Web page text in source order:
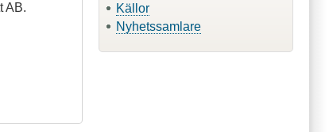
AB.
Källor
Nyhetssamlare